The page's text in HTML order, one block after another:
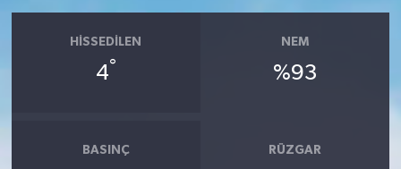
HISSEDILEN
4°
NEM
%93
BASINÇ RÜZGAR